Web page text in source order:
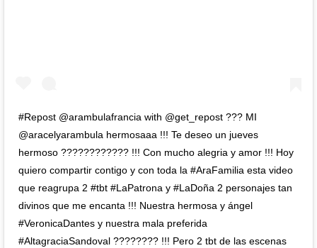
#Repost @arambulafrancia with @get_repost ??? MI
@aracelyarambula hermosaaa !!! Te deseo un jueves
hermoso ???????????? !!! Con mucho alegria y amor !!! Hoy
quiero compartir contigo y con toda la #AraFamilia esta video
que reagrupa 2 #tbt #LaPatrona y #LaDoña 2 personajes tan
divinos que me encanta !!! Nuestra hermosa y ángel
#VeronicaDantes y nuestra mala preferida
#AltagraciaSandoval ???????? !!! Pero 2 tbt de las escenas